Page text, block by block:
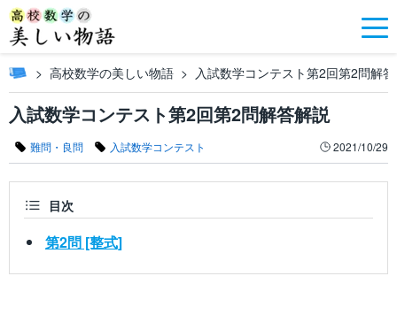
高校数学の美しい物語 入試数学コンテスト第2回第2問解
入試数学コンテスト第2回第2問解答解説
難問・良問 入試数学コンテスト 2021/10/29
目次
第2問 [整式]